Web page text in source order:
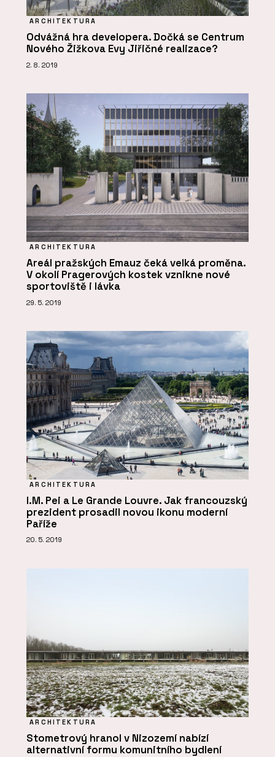
ARCHITEKTURA
Odvážná hra developera. Dočká se Centrum
Nového Žižkova Evy Jiřičné realizace?
2. 8. 2019
ARCHITEKTURA
Areál pražských Emauz čeká velká proměna.
V okolí Pragerových kostek vznikne nové
sportoviště i lávka
29. 5. 2019
ARCHITEKTURA
I.M. Pei a Le Grande Louvre. Jak francouzský
prezident prosadil novou ikonu moderní
Paříže
20. 5. 2019
ARCHITEKTURA
Stometrový hranol v Nizozemí nabízí
alternativní formu komunitního bydlení